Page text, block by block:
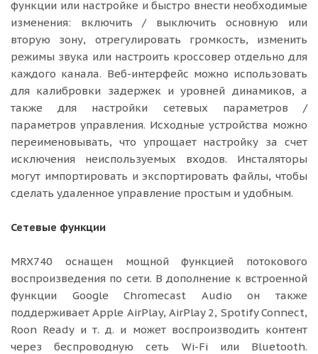
функции или настройке и быстро внести необходимые
изменения: включить / выключить основную или
вторую зону, отрегулировать громкость, изменить
режимы звука или настроить кроссовер отдельно для
каждого канала. Веб-интерфейс можно использовать
для калибровки задержек и уровней динамиков, а
также для настройки сетевых параметров /
параметров управления. Исходные устройства можно
переименовывать, что упрощает настройку за счет
исключения неиспользуемых входов. Инсталяторы
могут импортировать и экспортировать файлы, чтобы
сделать удаленное управление простым и удобным.
Сетевые функции
MRX740 оснащен мощной функцией потокового
воспроизведения по сети. В дополнение к встроенной
функции Google Chromecast Audio он также
поддерживает Apple AirPlay, AirPlay 2, Spotify Connect,
Roon Ready и т. д. и может воспроизводить контент
через беспроводную сеть Wi-Fi или Bluetooth.